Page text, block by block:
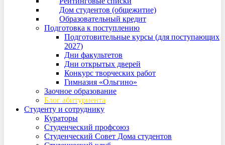
Дом студентов (общежитие)
Образовательный кредит
Подготовка к поступлению
Подготовительные курсы (для поступающих
2027)
Дни факультетов
Дни открытых дверей
Конкурс творческих работ
Гимназия «Ольгино»
Заочное образование
Блог абитуриента
Студенту и сотруднику
Кураторы
Студенческий профсоюз
Студенческий Совет Дома студентов